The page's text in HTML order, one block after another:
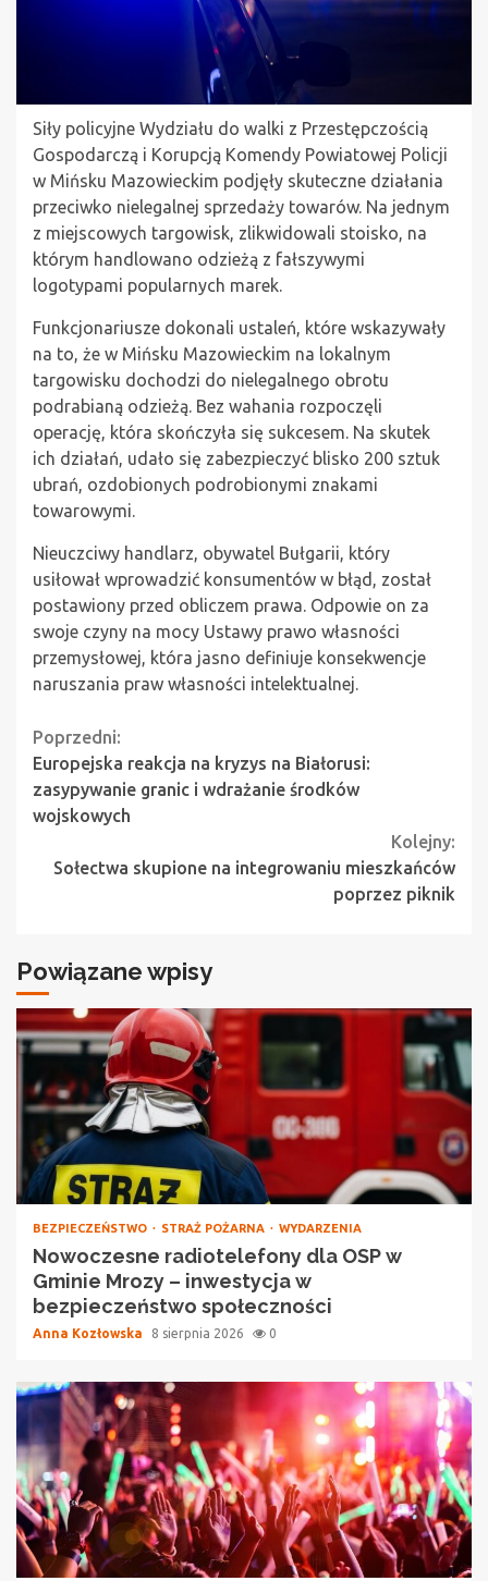
Siły policyjne Wydziału do walki z Przestępczością
Gospodarczą i Korupcją Komendy Powiatowej Policji
w Mińsku Mazowieckim podjęły skuteczne działania
przeciwko nielegalnej sprzedaży towarów. Na jednym
z miejscowych targowisk, zlikwidowali stoisko, na
którym handlowano odzieżą z fałszywymi
logotypami popularnych marek.
Funkcjonariusze dokonali ustaleń, które wskazywały
na to, że w Mińsku Mazowieckim na lokalnym
targowisku dochodzi do nielegalnego obrotu
podrabianą odzieżą. Bez wahania rozpoczęli
operację, która skończyła się sukcesem. Na skutek
ich działań, udało się zabezpieczyć blisko 200 sztuk
ubrań, ozdobionych podrobionymi znakami
towarowymi.
Nieuczciwy handlarz, obywatel Bułgarii, który
usiłował wprowadzić konsumentów w błąd, został
postawiony przed obliczem prawa. Odpowie on za
swoje czyny na mocy Ustawy prawo własności
przemysłowej, która jasno definiuje konsekwencje
naruszania praw własności intelektualnej.
Continue
Reading
Poprzedni:
Europejska reakcja na kryzys na Białorusi:
zasypywanie granic i wdrażanie środków
wojskowych
Kolejny:
Sołectwa skupione na integrowaniu mieszkańców
poprzez piknik
Powiązane wpisy
BEZPIECZEŃSTWO STRAŻ POŻARNA WYDARZENIA
Nowoczesne radiotelefony dla OSP w
Gminie Mrozy – inwestycja w
bezpieczeństwo społeczności
Anna Kozłowska 8 sierpnia 2026 0